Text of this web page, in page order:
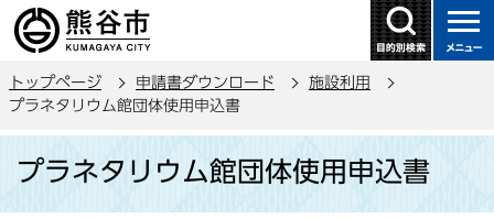
の
ー
トップページ 申請書ダウンロード
施設利用
プラネタリウム館団体使用申込書
プラネタリウム館団体使用申込書